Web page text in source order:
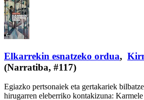
Elkarrekin esnatzeko ordua,
(Narratiba, #117)
Egiazko pertsonaiek eta gertakariek
hirugarren eleberriko kontakizuna: